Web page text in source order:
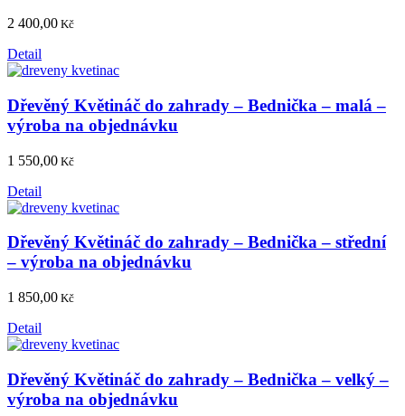
2 400,00 Kč
Detail
Dřevěný Květináč do zahrady – Bednička – malá –
výroba na objednávku
1 550,00 Kč
Detail
Dřevěný Květináč do zahrady – Bednička – střední
– výroba na objednávku
1 850,00 Kč
Detail
Dřevěný Květináč do zahrady – Bednička – velký –
výroba na objednávku